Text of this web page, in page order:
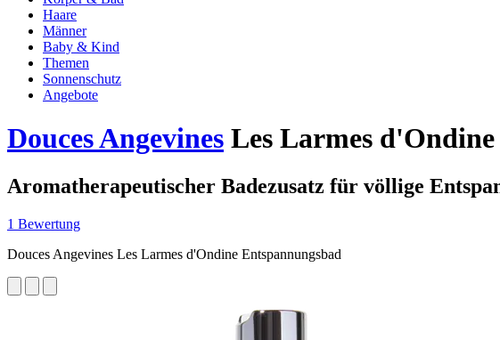
Haare
Männer
Baby & Kind
Themen
Sonnenschutz
Angebote
Douces Angevines Les Larmes
Aromatherapeutischer Badezusatz für völlige
1 Bewertung
Douces Angevines Les Larmes d'Ondine Entspannungsbad